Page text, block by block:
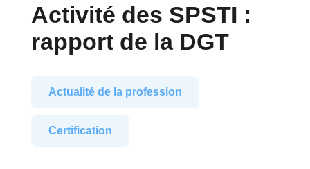
Activité des SPSTI :
rapport de la DGT
Actualité de la profession
Certification